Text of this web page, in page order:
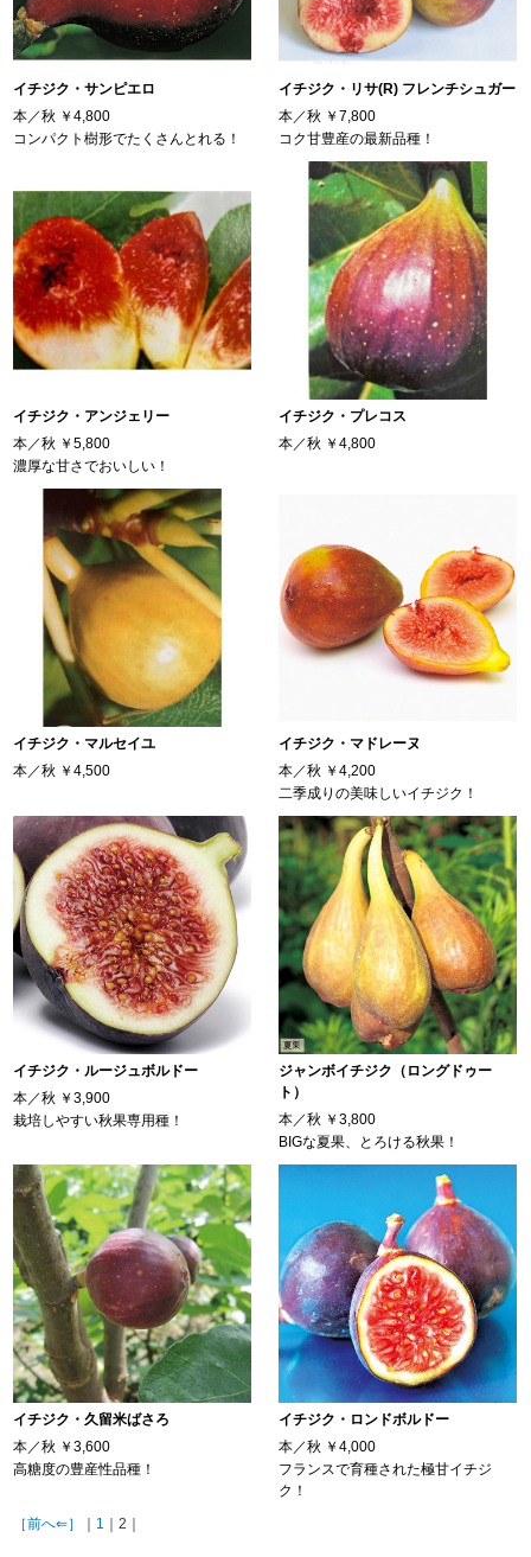
イチジク・サンピエロ
本／秋 ￥4,800
コンパクト樹形でたくさんとれる！
イチジク・リサ(R) フレンチシュガー
本／秋 ￥7,800
コク甘豊産の最新品種！
イチジク・アンジェリー
本／秋 ￥5,800
濃厚な甘さでおいしい！
イチジク・プレコス
本／秋 ￥4,800
イチジク・マルセイユ
本／秋 ￥4,500
イチジク・マドレーヌ
本／秋 ￥4,200
二季成りの美味しいイチジク！
イチジク・ルージュボルドー
本／秋 ￥3,900
栽培しやすい秋果専用種！
ジャンボイチジク（ロングドゥー
ト）
本／秋 ￥3,800
BIGな夏果、とろける秋果！
イチジク・久留米ばさろ
本／秋 ￥3,600
高糖度の豊産性品種！
イチジク・ロンドボルドー
本／秋 ￥4,000
フランスで育種された極甘イチジ
ク！
［前へ⇐］
1 ｜2｜